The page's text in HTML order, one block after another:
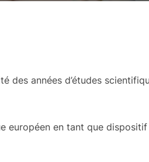
des années d’études
européen en tant que dispositif